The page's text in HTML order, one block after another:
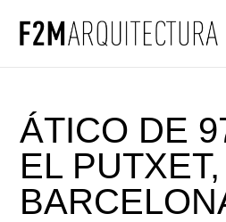
ÁTICO DE
EL PUTXET,